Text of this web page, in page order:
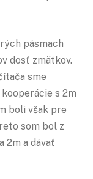
pásmach
dosť zmätkov.
sme
s 2m
boli však pre
som bol z
2m a dávať